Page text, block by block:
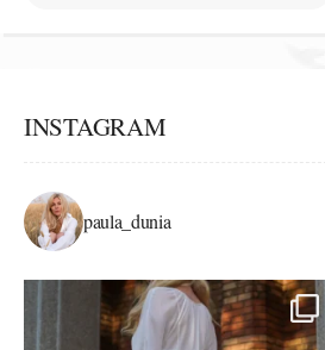
INSTAGRAM
paula_dunia